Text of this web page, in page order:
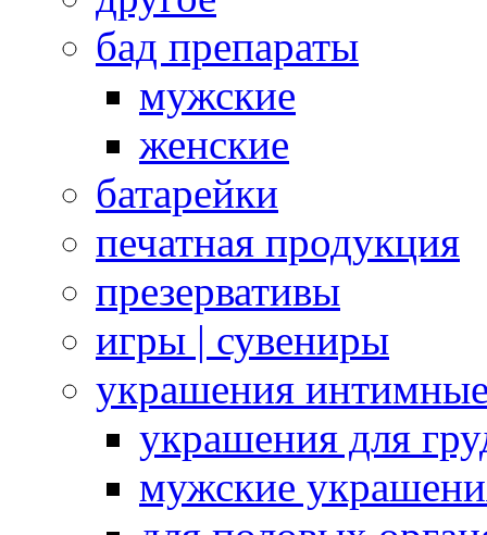
бад препараты
мужские
женские
батарейки
печатная продукция
презервативы
игры | сувениры
украшения
украшения для
мужские